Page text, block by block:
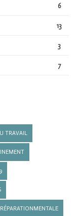
6
13
3
7
TRAVAIL